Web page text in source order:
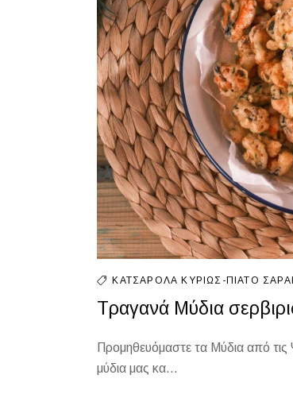
ΚΑΤΣΑΡΌΛΑΚΥΡΊΩΣ-ΠΙΆΤΟ
Τραγανά Μύδια
Προμηθευόμαστε τα Μύδια από
μύδια μας κα...